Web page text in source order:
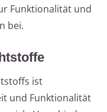
Funktionalität und
bei.
ist
und Funktionalität